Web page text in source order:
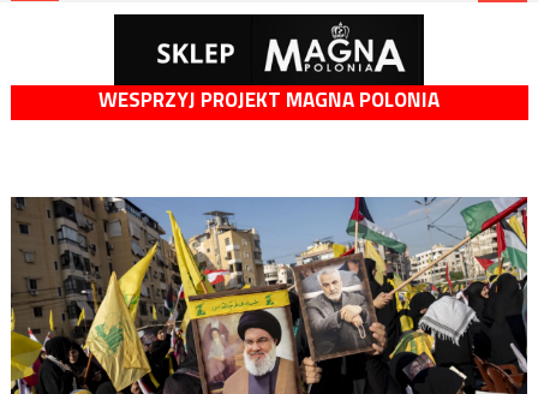
WESPRZYJ PROJEKT MAGNA POLONIA